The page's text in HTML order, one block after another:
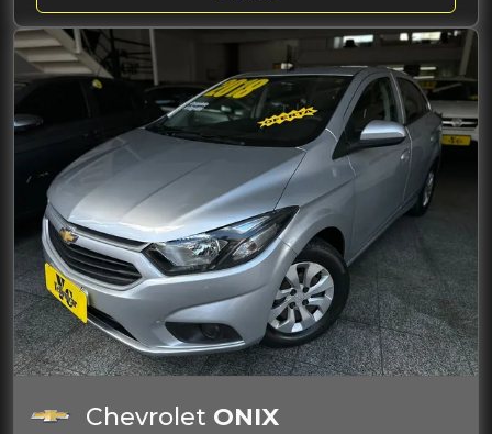
Chevrolet ONIX